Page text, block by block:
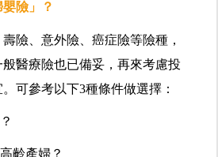
險」？
險、意外險、癌症險等險種，
般醫療險也已備妥，再來考慮投
可參考以下3種條件做選擇：
齡產婦？